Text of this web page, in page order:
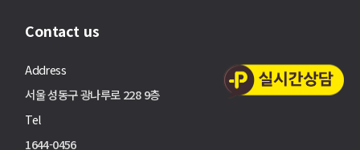
Contact us
Address
서울 성동구 광나루로 228 9층
Tel
1644-0456